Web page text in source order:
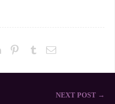
NEXT POST →